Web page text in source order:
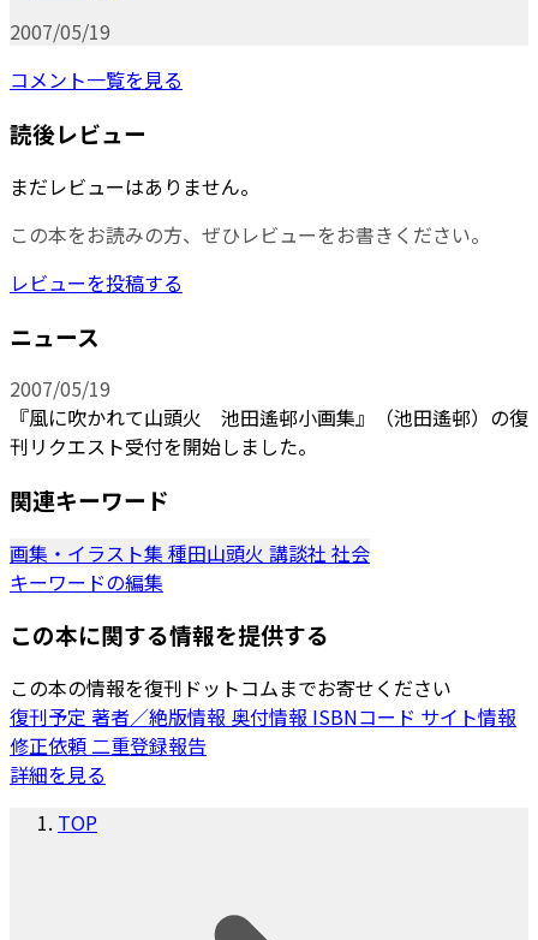
2007/05/19
コメント一覧を見る
読後レビュー
まだレビューはありません。
この本をお読みの方、ぜひレビューをお書きください。
レビューを投稿する
ニュース
2007/05/19
『風に吹かれて山頭火 池田遙邨小画集』（池田遙邨）の復
刊リクエスト受付を開始しました。
関連キーワード
画集・イラスト集 種田山頭火 講談社 社会
キーワードの編集
この本に関する情報を提供する
この本の情報を復刊ドットコムまでお寄せください
復刊予定 著者／絶版情報 奥付情報 ISBNコード サイト情報
修正依頼二重登録報告
詳細を見る
TOP